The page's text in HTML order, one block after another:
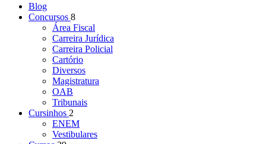
Blog
Concursos 8
Área Fiscal
Carreira Jurídica
Carreira Policial
Cartório
Diversos
Magistratura
OAB
Tribunais
Cursinhos 2
ENEM
Vestibulares